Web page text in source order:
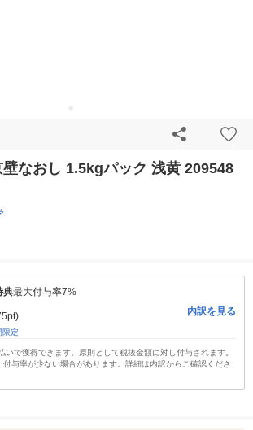
なおし 1.5kgパック 浅黄 209548
典最大付与率7%
限定
内訳を見る
いで獲得できます。原則として税抜金額に対し付与されます。
与率が少ない場合があります。詳細は内訳からご確認くださ